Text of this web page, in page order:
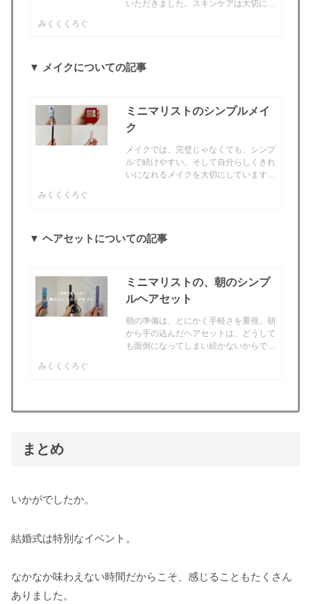
いただきました。スキンケアは大切にし
みくくくろぐ
▼ メイクについての記事
ミニマリストのシンプルメイ
ク
メイクでは、完璧じゃなくても、シンプ
ルで続けやすい。そして自分らしくきれ
いになれるメイクを大切にしています。
みくくくろぐ
▼ ヘアセットについての記事
ミニマリストの、朝のシンプ
ルヘアセット
朝の準備は、とにかく手軽さを重視。朝
から手の込んだヘアセットは、どうして
も面倒になってしまい続かないからで
みくくくろぐ
まとめ
いかがでしたか。
結婚式は特別なイベント。
なかなか味わえない時間だからこそ、感じることもたくさん
ありました。